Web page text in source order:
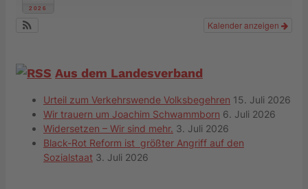
2026
Kalender anzeigen
Aus dem Landesverband
Urteil zum Verkehrswende Volksbegehren 15. Juli 2026
Wir trauern um Joachim Schwammborn 6. Juli 2026
Widersetzen – Wir sind mehr. 3. Juli 2026
Black-Rot Reform ist größter Angriff auf den
Sozialstaat 3. Juli 2026